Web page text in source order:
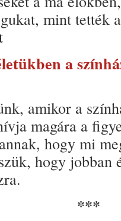
mint tették
a
amikor a
magára a
hogy mi
hogy jobban
***